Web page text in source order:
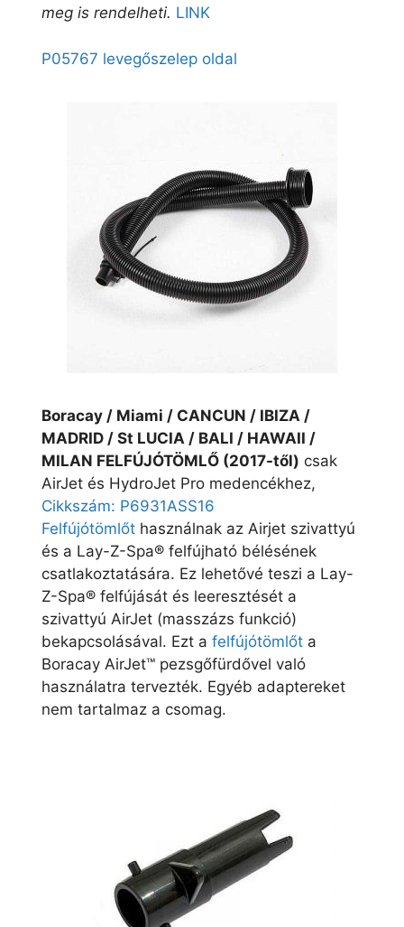
meg is rendelheti. LINK
P05767 levegőszelep oldal
Boracay / Miami / CANCUN / IBIZA /
MADRID / St LUCIA / BALI / HAWAII /
MILAN FELFÚJÓTÖMLŐ (2017-től) csak
AirJet és HydroJet Pro medencékhez,
Cikkszám: P6931ASS16
Felfújótömlőt használnak az Airjet szivattyú
és a Lay-Z-Spa® felfújható bélésének
csatlakoztatására. Ez lehetővé teszi a Lay-
Z-Spa® felfújását és leeresztését a
szivattyú AirJet (masszázs funkció)
bekapcsolásával. Ezt a felfújótömlőt a
Boracay AirJet™ pezsgőfürdővel való
használatra tervezték. Egyéb adaptereket
nem tartalmaz a csomag.